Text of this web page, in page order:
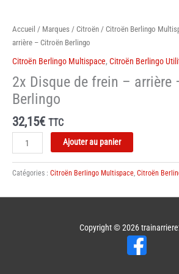
Accueil / Marques / Citroën / Citroën Berlingo
arrière – Citroën Berlingo
Citroën Berlingo Multispace, Citroën Berlingo
2x Disque de frein – arrière
Berlingo
32,15€ TTC
quantité
de
2x
Disque
Ajouter au panier
Catégories : Citroën Berlingo Multispace, Citroën
Copyright © 2026